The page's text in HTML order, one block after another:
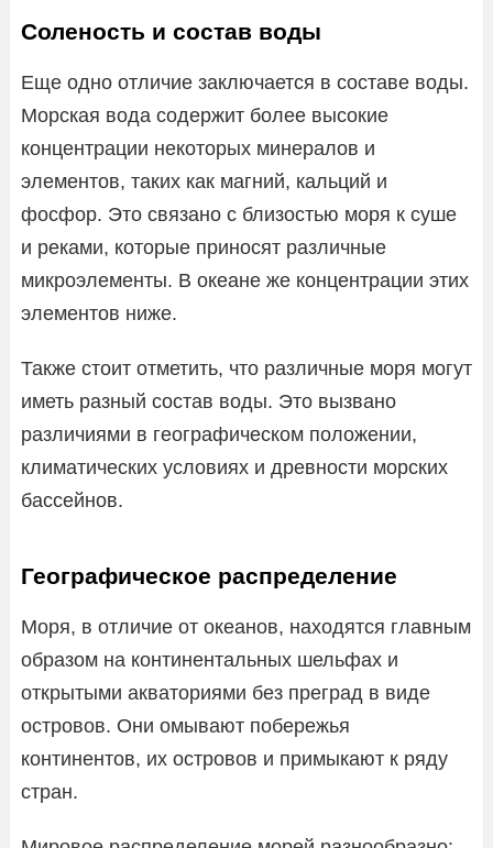
Соленость и состав воды
Еще одно отличие заключается в составе воды.
Морская вода содержит более высокие
концентрации некоторых минералов и
элементов, таких как магний, кальций и
фосфор. Это связано с близостью моря к суше
и реками, которые приносят различные
микроэлементы. В океане же концентрации этих
элементов ниже.
Также стоит отметить, что различные моря могут
иметь разный состав воды. Это вызвано
различиями в географическом положении,
климатических условиях и древности морских
бассейнов.
Географическое распределение
Моря, в отличие от океанов, находятся главным
образом на континентальных шельфах и
открытыми акваториями без преград в виде
островов. Они омывают побережья
континентов, их островов и примыкают к ряду
стран.